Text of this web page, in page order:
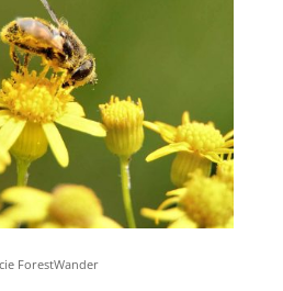
ForestWander